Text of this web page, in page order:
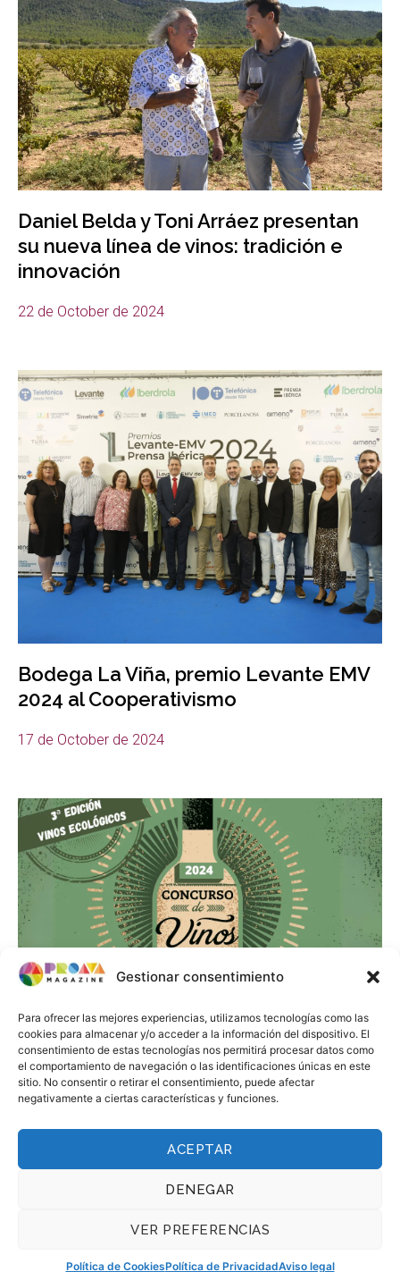
Gestionar consentimiento
Para ofrecer las mejores experiencias, utilizamos tecnologías como las
cookies para almacenar y/o acceder a la información del dispositivo. El
consentimiento de estas tecnologías nos permitirá procesar datos como
el comportamiento de navegación o las identificaciones únicas en este
sitio. No consentir o retirar el consentimiento, puede afectar
negativamente a ciertas características y funciones.
ACEPTAR
DENEGAR
VER PREFERENCIAS
Política de CookiesPolítica de PrivacidadAviso legal
Daniel Belda y Toni Arráez presentan
su nueva línea de vinos: tradición e
innovación
22 de October de 2024
Bodega La Viña, premio Levante EMV
2024 al Cooperativismo
17 de October de 2024
PROAVA y el CAECV organizan el III
Concurso de Vinos Ecológicos de la
Comunitat Valenciana
11 de September de 2024